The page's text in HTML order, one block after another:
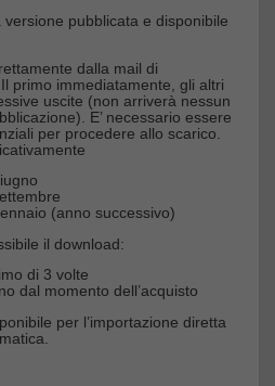
versione pubblicata e disponibile
dalla mail di
primo immediatamente, gli altri
uscite (non arriverà nessun
E’ necessario essere
per procedere allo scarico.
(anno successivo)
il download:
di 3 volte
dal momento dell’acquisto
per l’importazione diretta